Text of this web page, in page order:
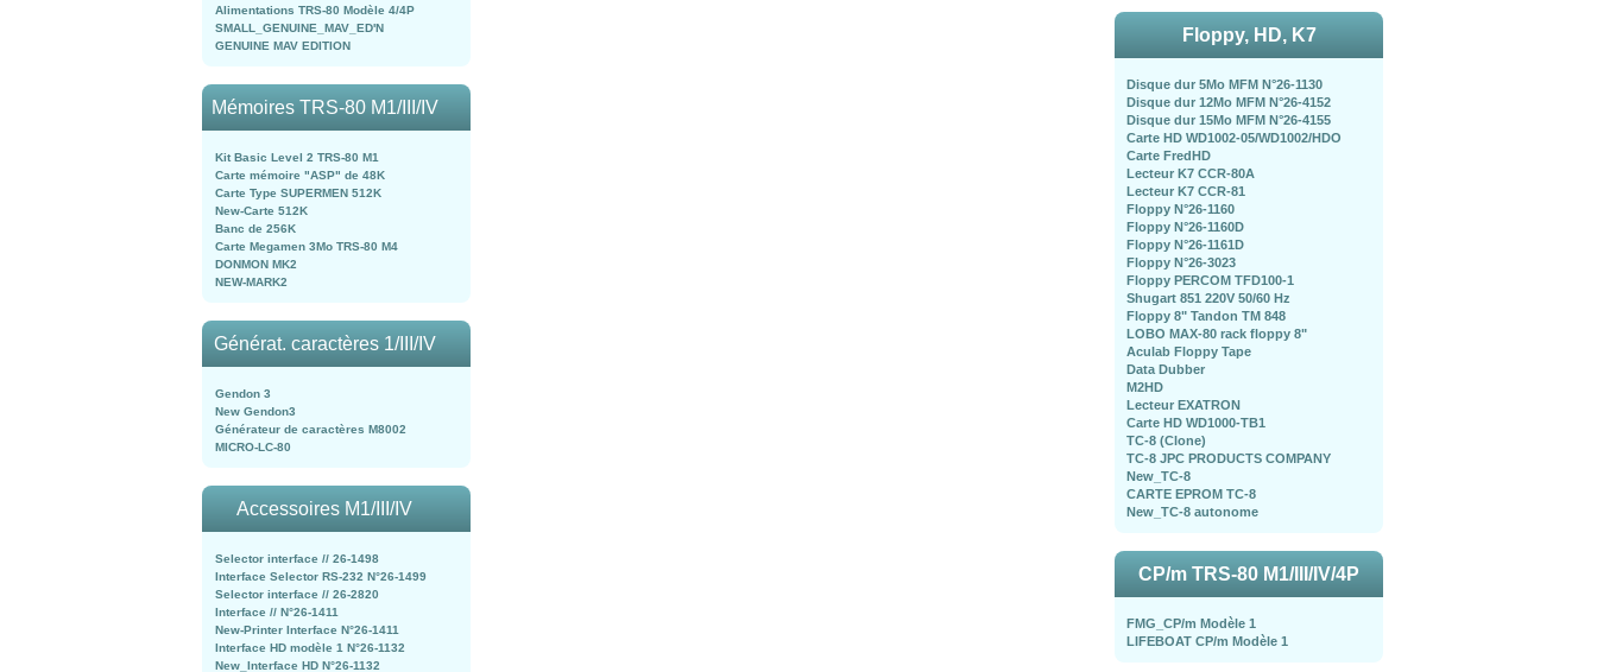
Alimentations TRS-80 Modèle 4/4P
SMALL_GENUINE_MAV_ED'N
GENUINE MAV EDITION
Mémoires TRS-80 M1/III/IV
Kit Basic Level 2 TRS-80 M1
Carte mémoire "ASP" de 48K
Carte Type SUPERMEN 512K
New-Carte 512K
Banc de 256K
Carte Megamen 3Mo TRS-80 M4
DONMON MK2
NEW-MARK2
Générat. caractères 1/III/IV
Gendon 3
New Gendon3
Générateur de caractères M8002
MICRO-LC-80
Accessoires M1/III/IV
Selector interface // 26-1498
Interface Selector RS-232 N°26-1499
Selector interface // 26-2820
Interface // N°26-1411
New-Printer Interface N°26-1411
Interface HD modèle 1 N°26-1132
New_Interface HD N°26-1132
Floppy, HD, K7
Disque dur 5Mo MFM N°26-1130
Disque dur 12Mo MFM N°26-4152
Disque dur 15Mo MFM N°26-4155
Carte HD WD1002-05/WD1002/HDO
Carte FredHD
Lecteur K7 CCR-80A
Lecteur K7 CCR-81
Floppy N°26-1160
Floppy N°26-1160D
Floppy N°26-1161D
Floppy N°26-3023
Floppy PERCOM TFD100-1
Shugart 851 220V 50/60 Hz
Floppy 8" Tandon TM 848
LOBO MAX-80 rack floppy 8"
Aculab Floppy Tape
Data Dubber
M2HD
Lecteur EXATRON
Carte HD WD1000-TB1
TC-8 (Clone)
TC-8 JPC PRODUCTS COMPANY
New_TC-8
CARTE EPROM TC-8
New_TC-8 autonome
CP/m TRS-80 M1/III/IV/4P
FMG_CP/m Modèle 1
LIFEBOAT CP/m Modèle 1